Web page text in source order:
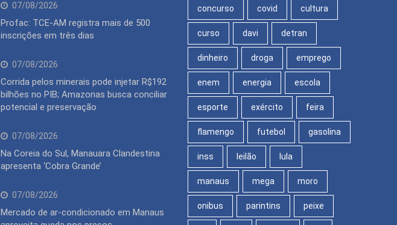
07/08/2026
Profac: TCE-AM registra mais de 500
inscrições em três dias
07/08/2026
Corrida pelos minerais pode injetar R$192
bilhões no PIB; Amazonas busca conciliar
potencial e preservação
07/08/2026
Na Coreia do Sul, Manauara Clandestina
apresenta ‘Cobra Grande’
07/08/2026
Mercado de ar-condicionado em Manaus
concurso covid cultura
curso davi detran
dinheiro droga emprego
enem energia escola
esporte exército feira
flamengo futebol gasolina
inss leilão lula
manaus mega moro
onibus parintins peixe